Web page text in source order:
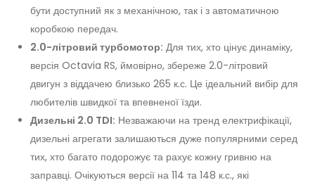
бути доступний як з механічною, так і з автоматичною
коробкою передач.
2.0-літровий турбомотор: Для тих, хто цінує динаміку,
версія Octavia RS, ймовірно, збереже 2.0-літровий
двигун з віддачею близько 265 к.с. Це ідеальний вибір для
любителів швидкої та впевненої їзди.
Дизельні 2.0 TDI: Незважаючи на тренд електрифікації,
дизельні агрегати залишаються дуже популярними серед
тих, хто багато подорожує та рахує кожну гривню на
заправці. Очікуються версії на 114 та 148 к.с., які